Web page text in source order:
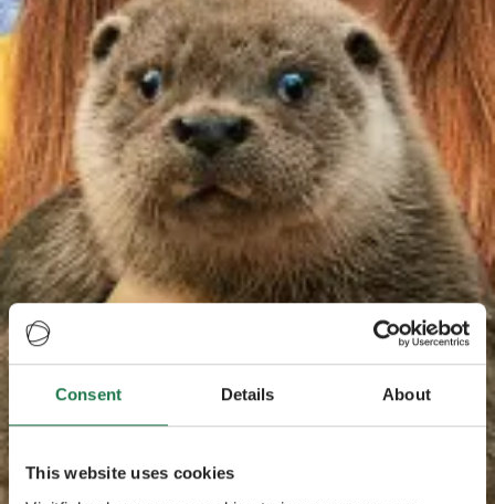
Consent Details About
This website uses cookies